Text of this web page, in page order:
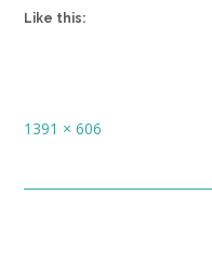
Like this:
Full
1391 × 606